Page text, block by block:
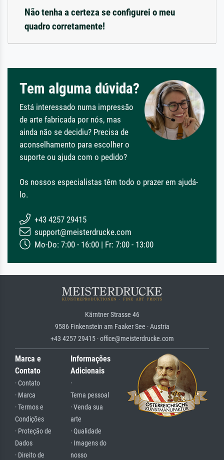
Não tenha a certeza se configurei o meu
quadro corretamente!
Tem alguma dúvida?
Está interessado numa impressão
de arte fabricada por nós, mas
ainda não se decidiu? Precisa de
aconselhamento para escolher o
suporte ou ajuda com o pedido?
Os nossos especialistas têm todo o prazer em ajudá-
lo.
+43 4257 29415
support@meisterdrucke.com
Mo-Do: 7:00 - 16:00 | Fr: 7:00 - 13:00
Kärntner Strasse 46
9586 Finkenstein am Faaker See · Austria
+43 4257 29415 · office@meisterdrucke.com
Marca e
Contato
· Contato
· Marca
· Termos e
Condições
· Proteção de
Dados
· Direito de
Informações
Adicionais
·
Tema pessoal
· Venda sua
arte
· Qualidade
· Imagens do
nosso